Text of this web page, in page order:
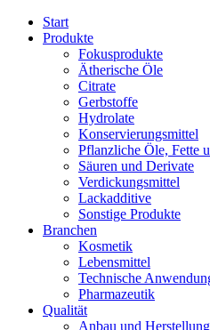
Start
Produkte
Fokusprodukte
Ätherische Öle
Citrate
Gerbstoffe
Hydrolate
Konservierungsmittel
Pflanzliche Öle, Fette
Säuren und Derivate
Verdickungsmittel
Lackadditive
Sonstige Produkte
Branchen
Kosmetik
Lebensmittel
Technische
Pharmazeutik
Qualität
Anbau und